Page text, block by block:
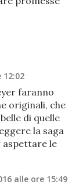
12:02
faranno
originali, che
di quelle
la saga
aspettare le
alle ore 15:49